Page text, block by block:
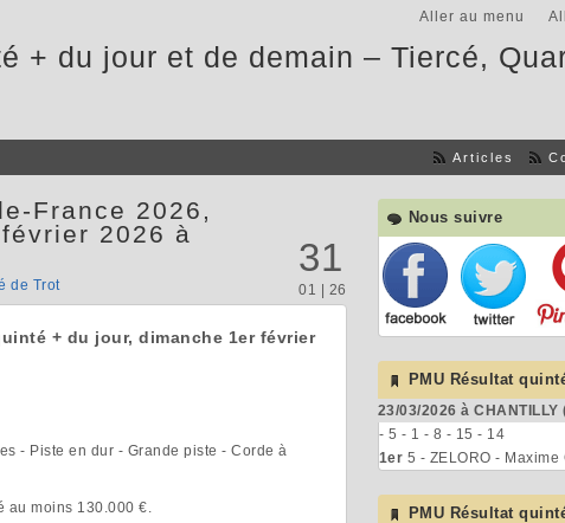
Aller au menu
+ du jour et de demain – Tiercé,
Articles
France 2026,
2026 à
de Trot
31
01 | 26
+ du jour, dimanche 1er février
- Piste en dur - Grande piste - Corde à
au moins 130.000 €.
Nous suivre
PMU Résultat
23/03/2026 à CHANTILLY
- 5 - 1 - 8 - 15 - 14
1er 5 - ZELORO - Maxime
PMU Résultat